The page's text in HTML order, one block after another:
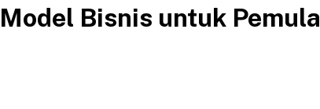
Bisnis untuk Pemula